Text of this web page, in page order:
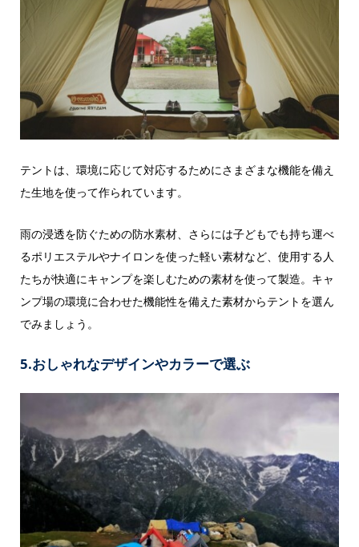
テントは、環境に応じて対応するためにさまざまな機能を備え
た生地を使って作られています。
雨の浸透を防ぐための防水素材、さらには子どもでも持ち運べ
るポリエステルやナイロンを使った軽い素材など、使用する人
たちが快適にキャンプを楽しむための素材を使って製造。キャ
ンプ場の環境に合わせた機能性を備えた素材からテントを選ん
でみましょう。
5.おしゃれなデザインやカラーで選ぶ